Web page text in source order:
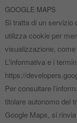
GOOGLE MAPS
Si tratta di un servizio
utilizza cookie per
visualizzazione,
L'informativa e i
https://
Per consultare
titolare autonomo del
Google Maps, si